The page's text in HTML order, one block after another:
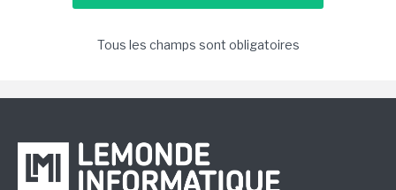
Tous les champs sont obligatoires